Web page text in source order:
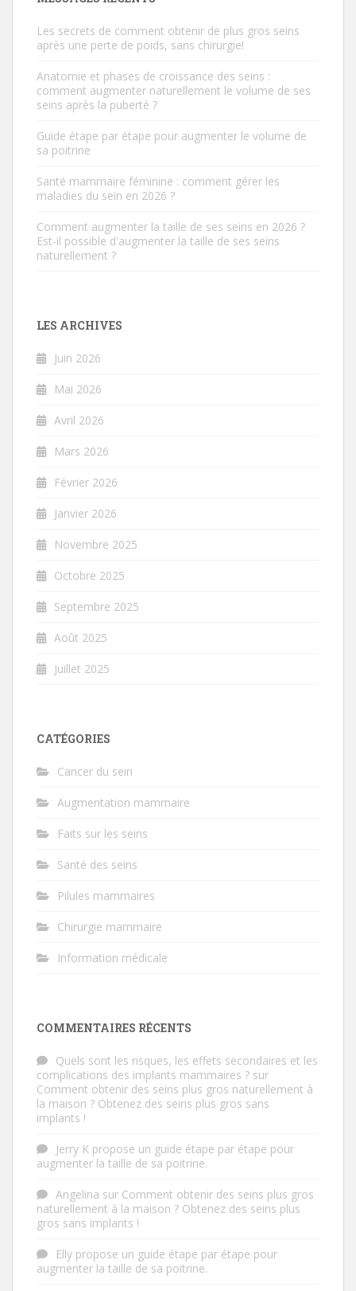
Les secrets de comment obtenir de plus gros seins
après une perte de poids, sans chirurgie!
Anatomie et phases de croissance des seins :
comment augmenter naturellement le volume de ses
seins après la puberté ?
Guide étape par étape pour augmenter le volume de
sa poitrine
Santé mammaire féminine : comment gérer les
maladies du sein en 2026 ?
Comment augmenter la taille de ses seins en 2026 ?
Est-il possible d'augmenter la taille de ses seins
naturellement ?
LES ARCHIVES
Juin 2026
Mai 2026
Avril 2026
Mars 2026
Février 2026
Janvier 2026
Novembre 2025
Octobre 2025
Septembre 2025
Août 2025
Juillet 2025
CATÉGORIES
Cancer du sein
Augmentation mammaire
Faits sur les seins
Santé des seins
Pilules mammaires
Chirurgie mammaire
Information médicale
COMMENTAIRES RÉCENTS
Quels sont les risques, les effets secondaires et les
complications des implants mammaires ? sur
Comment obtenir des seins plus gros naturellement à
la maison ? Obtenez des seins plus gros sans
implants !
Jerry K propose un guide étape par étape pour
augmenter la taille de sa poitrine.
Angelina sur Comment obtenir des seins plus gros
naturellement à la maison ? Obtenez des seins plus
gros sans implants !
Elly propose un guide étape par étape pour
augmenter la taille de sa poitrine.